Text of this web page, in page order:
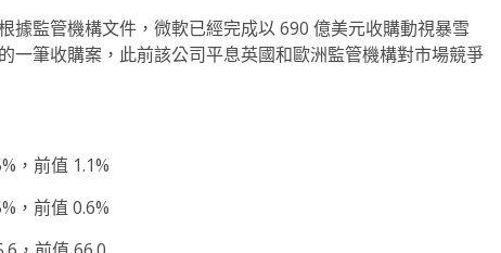
據監管機構文件，微軟已經完成以 690 億美元收購動視暴雪
一筆收購案，此前該公司平息英國和歐洲監管機構對市場競爭
，前值 1.1%
，前值 0.6%